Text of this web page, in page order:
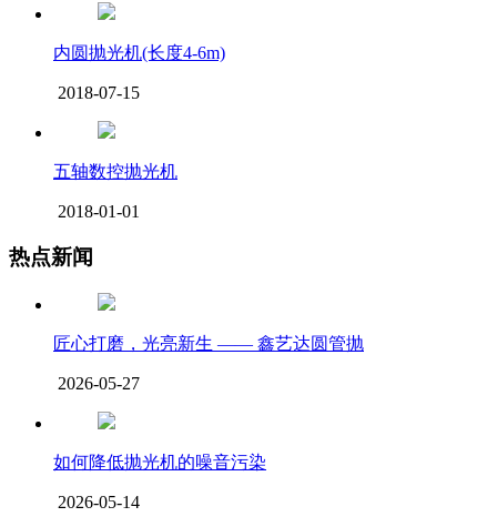
内圆抛光机(长度4-6m)
2018-07-15
五轴数控抛光机
2018-01-01
热点新闻
匠心打磨，光亮新生 —— 鑫艺达圆管抛
2026-05-27
如何降低抛光机的噪音污染
2026-05-14